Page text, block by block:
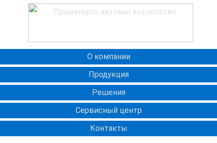
О компании
Продукция
Решения
Сервисный центр
Контакты